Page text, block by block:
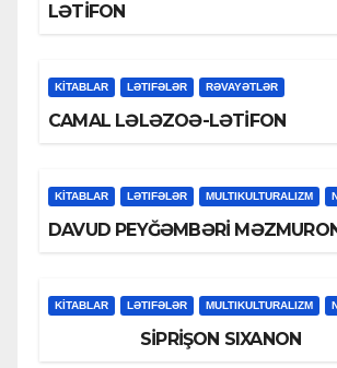
LƏTİFON
KİTABLAR LƏTIFƏLƏR RƏVAYƏTLƏR
CAMAL LƏLƏZOƏ-LƏTİFON
KİTABLAR LƏTIFƏLƏR MULTIKULTURALIZM
DAVUD PEYĞƏMBƏRİ
KİTABLAR LƏTIFƏLƏR MULTIKULTURALIZM
SİPRİŞON SIXANON